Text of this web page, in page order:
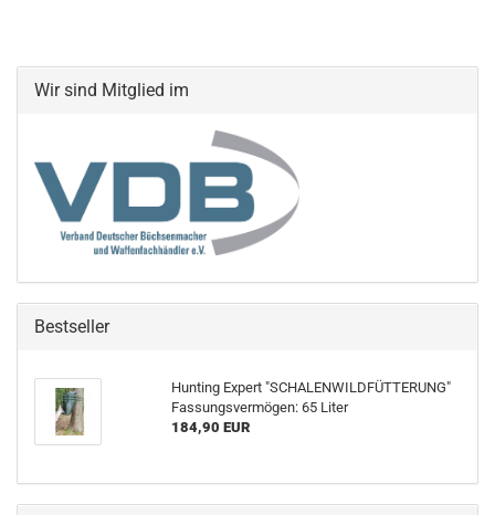
Wir sind Mitglied im
Bestseller
Hunting Expert "SCHALENWILDFÜTTERUNG"
Fassungsvermögen: 65 Liter
184,90 EUR